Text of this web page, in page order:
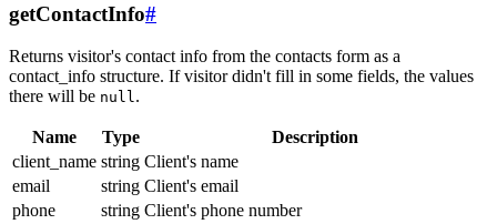
getContactInfo#
Returns visitor's contact info from the contacts form as a
contact_info structure. If visitor didn't fill in some fields, the values
there will be null.
Name Type
Description
client_name string Client's name
email
string Client's email
phone
string Client's phone number